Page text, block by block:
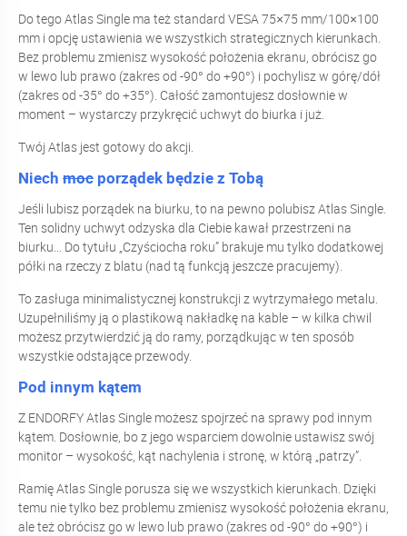
Do tego Atlas Single ma też standard VESA 75×75 mm/100×100
mm i opcję ustawienia we wszystkich strategicznych kierunkach.
Bez problemu zmienisz wysokość położenia ekranu, obrócisz go
w lewo lub prawo (zakres od -90° do +90°) i pochylisz w górę/dół
(zakres od -35° do +35°). Całość zamontujesz dosłownie w
moment – wystarczy przykręcić uchwyt do biurka i już.
Twój Atlas jest gotowy do akcji.
Niech moc porządek będzie z Tobą
Jeśli lubisz porządek na biurku, to na pewno polubisz Atlas Single.
Ten solidny uchwyt odzyska dla Ciebie kawał przestrzeni na
biurku... Do tytułu „Czyściocha roku” brakuje mu tylko dodatkowej
półki na rzeczy z blatu (nad tą funkcją jeszcze pracujemy).
To zasługa minimalistycznej konstrukcji z wytrzymałego metalu.
Uzupełniliśmy ją o plastikową nakładkę na kable – w kilka chwil
możesz przytwierdzić ją do ramy, porządkując w ten sposób
wszystkie odstające przewody.
Pod innym kątem
Z ENDORFY Atlas Single możesz spojrzeć na sprawy pod innym
kątem. Dosłownie, bo z jego wsparciem dowolnie ustawisz swój
monitor – wysokość, kąt nachylenia i stronę, w którą „patrzy”.
Ramię Atlas Single porusza się we wszystkich kierunkach. Dzięki
temu nie tylko bez problemu zmienisz wysokość położenia ekranu,
ale też obrócisz go w lewo lub prawo (zakres od -90° do +90°) i